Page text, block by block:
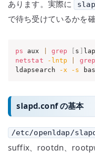
あります。実際に
で待ち受けているかを確
ps aux grep s
netstat
-lntp grep
ldapsearch
-x -s
slapd.conf の基本
/etc/openldap/
suffix、rootdn、